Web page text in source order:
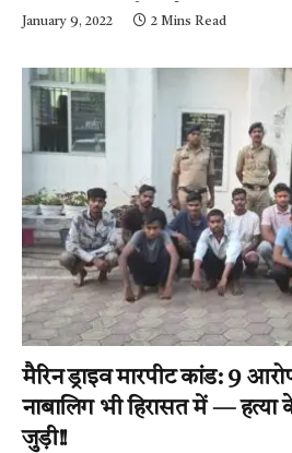
पुलिस जुटी जांच में….पढ़े न्यूज़
January 9, 2022 2 Mins Read
मैरिन ड्राइव मारपीट कांड: 9
नाबालिग भी हिरासत में — हत्या
जुड़ी!!